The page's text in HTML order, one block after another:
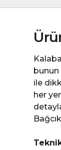
bunun
ile
her